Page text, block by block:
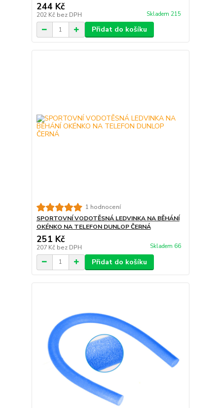
244 Kč
202 Kč bez DPH Skladem 215
Přidat do košíku
1 hodnocení
SPORTOVNÍ VODOTĚSNÁ LEDVINKA NA BĚHÁNÍ
OKÉNKO NA TELEFON DUNLOP ČERNÁ
251 Kč
207 Kč bez DPH Skladem 66
Přidat do košíku